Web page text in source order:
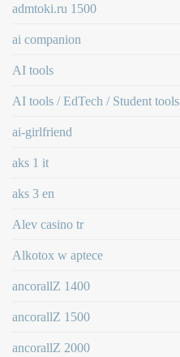
admtoki.ru 1500
ai companion
AI tools
AI tools / EdTech / Student tools
ai-girlfriend
aks 1 it
aks 3 en
Alev casino tr
Alkotox w aptece
ancorallZ 1400
ancorallZ 1500
ancorallZ 2000